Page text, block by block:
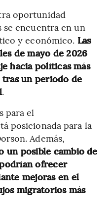
oportunidad
encuentra en un
y económico. Las
de mayo de 2026
hacia políticas más
un periodo de
.
para el
posicionada para la
Además,
un posible cambio de
ofrecer
mejoras en el
migratorios más